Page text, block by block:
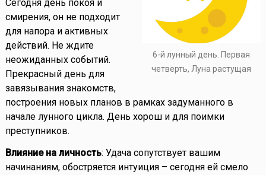
6-й лунный день. Первая
четверть, Луна растущая
Сегодня день покоя и
смирения, он не подходит
для напора и активных
действий. Не ждите
неожиданных событий.
Прекрасный день для
завязывания знакомств,
построения новых планов в рамках задуманного в
начале лунного цикла. День хорош и для поимки
преступников.
Влияние на личность: Удача сопутствует вашим
начинаниям, обостряется интуиция – сегодня ей смело